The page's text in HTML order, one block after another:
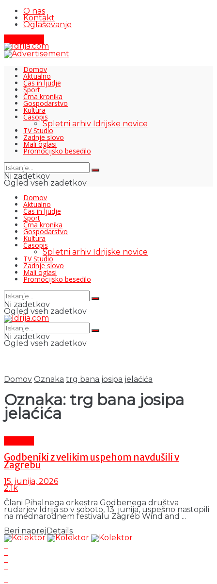
O nas
Kontakt
Oglaševanje
Domov
Aktualno
Čas in ljudje
Šport
Črna kronika
Gospodarstvo
Kultura
Časopis
Spletni arhiv Idrijske novice
TV Studio
Zadnje slovo
Mali oglasi
Promocijsko besedilo
Ni zadetkov
Ogled vseh zadetkov
Domov
Aktualno
Čas in ljudje
Šport
Črna kronika
Gospodarstvo
Kultura
Časopis
Spletni arhiv Idrijske novice
TV Studio
Zadnje slovo
Mali oglasi
Promocijsko besedilo
Ni zadetkov
Ogled vseh zadetkov
Ni zadetkov
Ogled vseh zadetkov
Domov Oznaka trg bana josipa jelaćića
Oznaka: trg bana josipa
jelaćića
Godbeniki z velikim uspehom navdušili v
Zagrebu
15. junija, 2026
2.1k
Člani Pihalnega orkestra Godbenega društva
rudarjev Idrija so v soboto, 13. junija, uspešno nastopili
na mednarodnem festivalu Zagreb Wind and ...
Beri naprej Details